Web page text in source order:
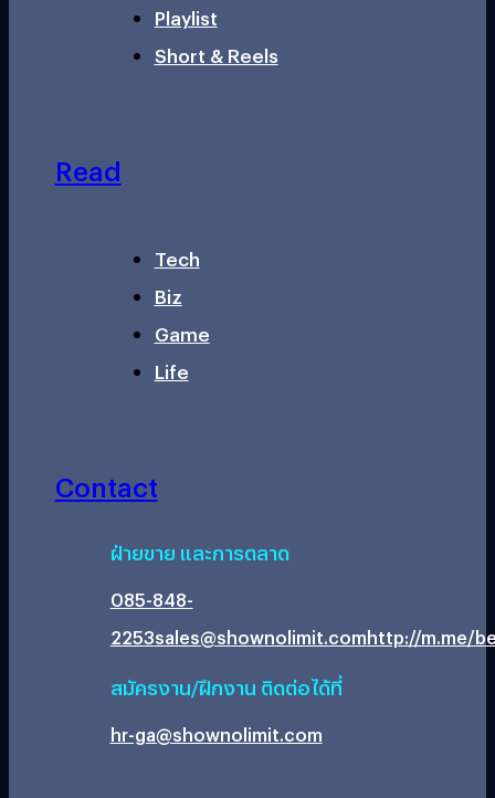
Playlist
Short & Reels
Read
Tech
Biz
Game
Life
Contact
ฝ่ายขาย และการตลาด
085-848-
2253sales@shownolimit.comhttp://m.me/
สมัครงาน/ฝึกงาน ติดต่อได้ที่
hr-ga@shownolimit.com